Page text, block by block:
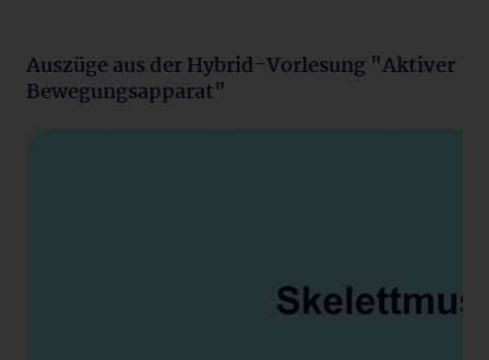
Auszüge aus der Hybrid-Vorlesung "Aktiver
Bewegungsapparat"